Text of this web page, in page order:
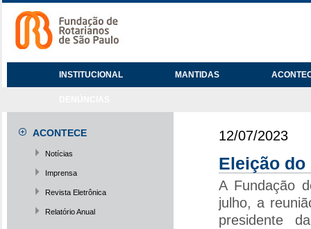
INSTITUCIONAL MANTIDAS
ACONTECE
Notícias
Imprensa
Revista Eletrônica
Relatório Anual
12/07/2023
Eleição do
A Fundação
julho, a
presidente